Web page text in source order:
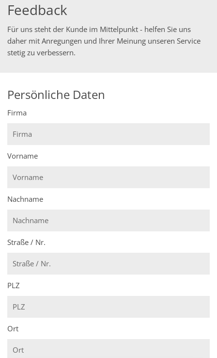
Feedback
Für uns steht der Kunde im Mittelpunkt - helfen Sie uns
daher mit Anregungen und Ihrer Meinung unseren Service
stetig zu verbessern.
Persönliche Daten
Firma
Vorname
Nachname
Straße / Nr.
PLZ
Ort